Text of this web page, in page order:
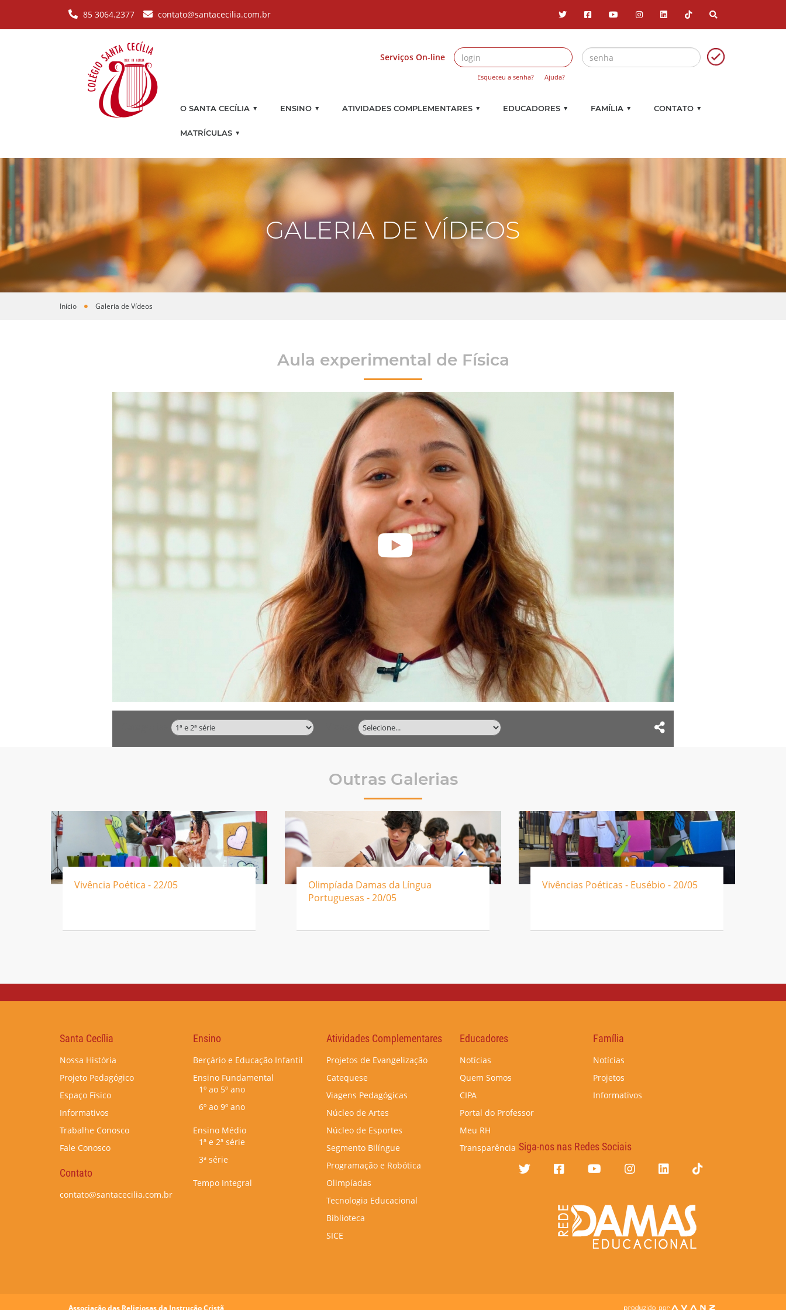
85 3064.2377 contato@santacecilia.com.br
Serviços On-line
Esqueceu a senha? Ajuda?
O SANTA CECÍLIA ▼ ENSINO ▼ ATIVIDADES COMPLEMENTARES ▼ EDUCADORES ▼ FAMÍLIA ▼ CONTATO ▼
MATRÍCULAS ▼
GALERIA DE VÍDEOS
Você está aqui
Início Galeria de Vídeos
Aula experimental de Física
Outras Galerias
Vivência Poética - 22/05
Olimpíada Damas da Língua
Portuguesas - 20/05
Vivências Poéticas - Eusébio - 20/05
Santa Cecília
Nossa História
Projeto Pedagógico
Espaço Físico
Informativos
Trabalhe Conosco
Fale Conosco
Contato
contato@santacecilia.com.br
Ensino
Berçário e Educação Infantil
Ensino Fundamental
1º ao 5º ano
6º ao 9º ano
Ensino Médio
1ª e 2ª série
3ª série
Tempo Integral
Atividades Complementares
Projetos de Evangelização
Catequese
Viagens Pedagógicas
Núcleo de Artes
Núcleo de Esportes
Segmento Bilíngue
Programação e Robótica
Olimpíadas
Tecnologia Educacional
Biblioteca
SICE
Educadores
Notícias
Quem Somos
CIPA
Portal do Professor
Meu RH
Transparência
Família
Notícias
Projetos
Informativos
Siga-nos nas Redes Sociais
Associação das Religiosas da Instrução Cristã